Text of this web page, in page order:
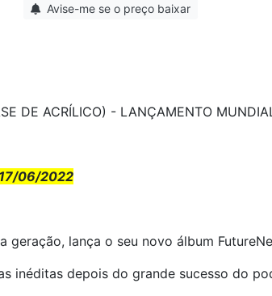
Avise-me se o preço baixar
DE ACRÍLICO) - LANÇAMENTO
17/06/2022
lança o seu novo álbum
inéditas depois do grande sucesso do